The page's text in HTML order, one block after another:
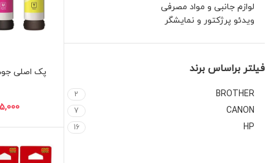
لوازم جانبی و مواد مصرفی
ویدئو پرژکتور و نمایشگر
فیلتر براساس برند
BROTHER
2
CANON
7
HP
16
پک اصلی